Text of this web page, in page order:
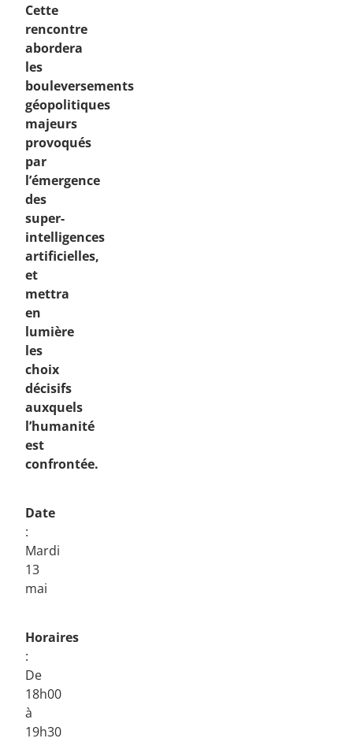
Cette
rencontre
abordera
les
bouleversements
géopolitiques
majeurs
provoqués
par
l’émergence
des
super-
intelligences
artificielles,
et
mettra
en
lumière
les
choix
décisifs
auxquels
l’humanité
est
confrontée.
Date
:
Mardi
13
mai
Horaires
:
De
18h00
à
19h30